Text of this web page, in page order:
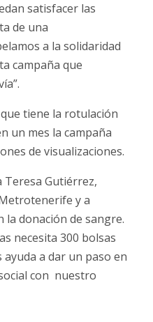
satisfacer las
de una
a la solidaridad
campaña que
tiene la rotulación
un mes la campaña
de visualizaciones.
Teresa Gutiérrez,
y a
la donación de sangre.
necesita 300 bolsas
a dar un paso en
con nuestro